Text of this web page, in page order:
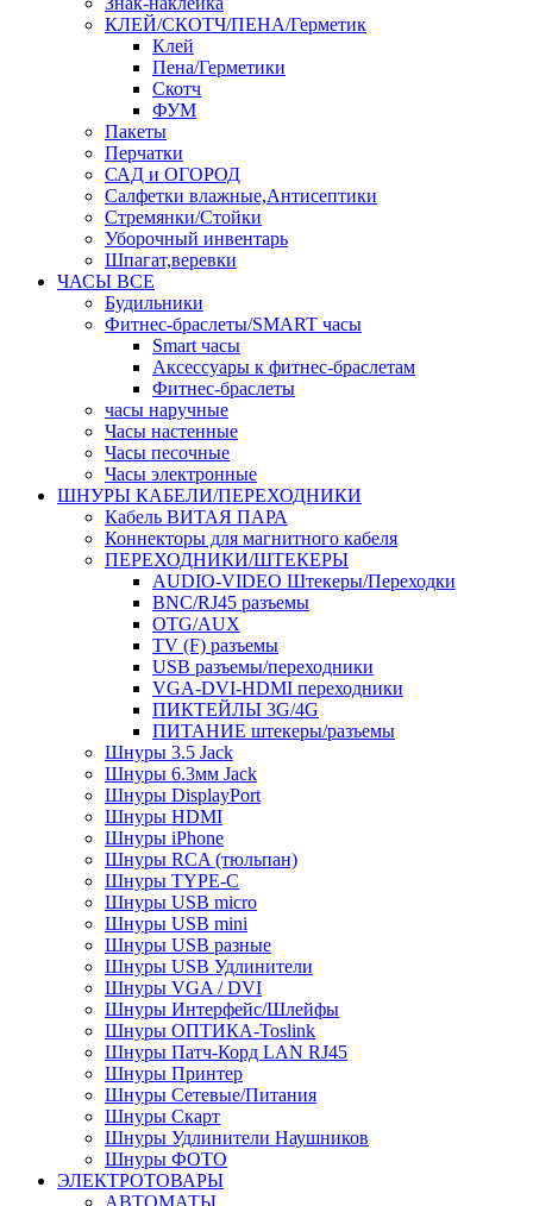
КЛЕЙ/СКОТЧ/ПЕНА/Герметик
Клей
Пена/Герметики
Скотч
ФУМ
Пакеты
Перчатки
САД и ОГОРОД
Салфетки влажные,Антисептики
Стремянки/Стойки
Уборочный инвентарь
Шпагат,веревки
ЧАСЫ ВСЕ
Будильники
Фитнес-браслеты/SMART часы
Smart часы
Аксессуары к фитнес-браслетам
Фитнес-браслеты
часы наручные
Часы настенные
Часы песочные
Часы электронные
ШНУРЫ КАБЕЛИ/ПЕРЕХОДНИКИ
Кабель ВИТАЯ ПАРА
Коннекторы для магнитного кабеля
ПЕРЕХОДНИКИ/ШТЕКЕРЫ
AUDIO-VIDEO Штекеры/Переходки
BNC/RJ45 разъемы
OTG/AUX
TV (F) разъемы
USB разъемы/переходники
VGA-DVI-HDMI переходники
ПИКТЕЙЛЫ 3G/4G
ПИТАНИЕ штекеры/разъемы
Шнуры 3.5 Jack
Шнуры 6.3мм Jack
Шнуры DisplayPort
Шнуры HDMI
Шнуры iPhone
Шнуры RCA (тюльпан)
Шнуры TYPE-C
Шнуры USB micro
Шнуры USB mini
Шнуры USB разные
Шнуры USB Удлинители
Шнуры VGA / DVI
Шнуры Интерфейс/Шлейфы
Шнуры ОПТИКА-Toslink
Шнуры Патч-Корд LAN RJ45
Шнуры Принтер
Шнуры Сетевые/Питания
Шнуры Скарт
Шнуры Удлинители Наушников
Шнуры ФОТО
ЭЛЕКТРОТОВАРЫ
АВТОМАТЫ